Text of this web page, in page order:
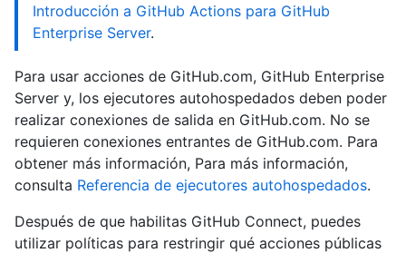
Introducción a GitHub Actions para GitHub
Enterprise Server.
Para usar acciones de GitHub.com, GitHub Enterprise
Server y, los ejecutores autohospedados deben poder
realizar conexiones de salida en GitHub.com. No se
requieren conexiones entrantes de GitHub.com. Para
obtener más información, Para más información,
consulta Referencia de ejecutores autohospedados.
Después de que habilitas GitHub Connect, puedes
utilizar políticas para restringir qué acciones públicas